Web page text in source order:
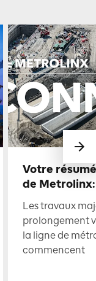
Votre
de
Les travaux
prolongement
la ligne de
commencent